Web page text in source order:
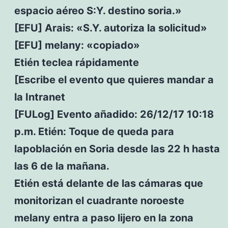
espacio aéreo S:Y. destino soria.»
[EFU] Arais: «S.Y. autoriza la solicitud»
[EFU] melany: «copiado»
Etién teclea rápidamente
[Escribe el evento que quieres mandar a
la Intranet
[FULog] Evento añadido: 26/12/17 10:18
p.m. Etién: Toque de queda para
lapoblación en Soria desde las 22 h hasta
las 6 de la mañana.
Etién está delante de las cámaras que
monitorizan el cuadrante noroeste
melany entra a paso lijero en la zona